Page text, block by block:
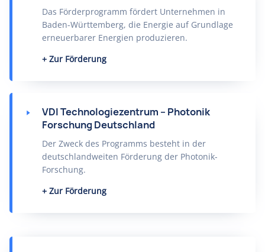
Das Förderprogramm fördert Unternehmen in
Baden-Württemberg, die Energie auf Grundlage
erneuerbarer Energien produzieren.
Zur Förderung
VDI Technologiezentrum – Photonik
Forschung Deutschland
Der Zweck des Programms besteht in der
deutschlandweiten Förderung der Photonik-
Forschung.
Zur Förderung